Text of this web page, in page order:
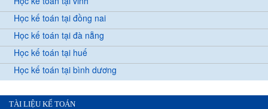
Học kế toán tại đồng nai
Học kế toán tại đà nẵng
Học kế toán tại huế
Học kế toán tại bình dương
TÀI LIỆU KẾ TOÁN